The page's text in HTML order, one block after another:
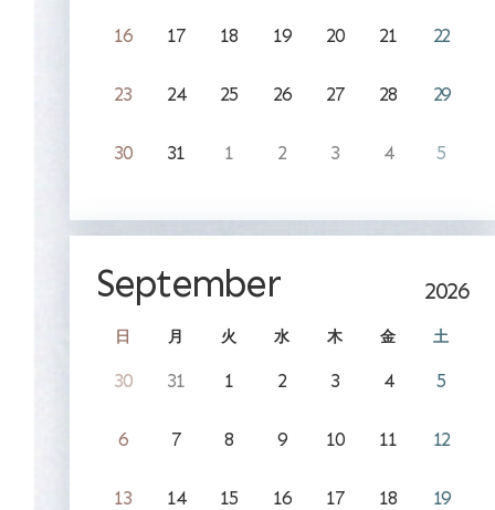
16 17 18 19 20 21 22
23 24 25 26 27 28 29
30 31 1 2 3 4 5
September 2026
日 月 火 水 木 金 土
30 31 1 2 3 4 5
6 7 8 9 10 11 12
13 14 15 16 17 18 19